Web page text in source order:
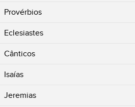
Provérbios
Eclesiastes
Cânticos
Isaías
Jeremias